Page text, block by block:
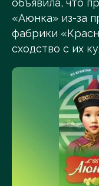
объявила, что
«Аюнка» из-за
фабрики
сходство с их